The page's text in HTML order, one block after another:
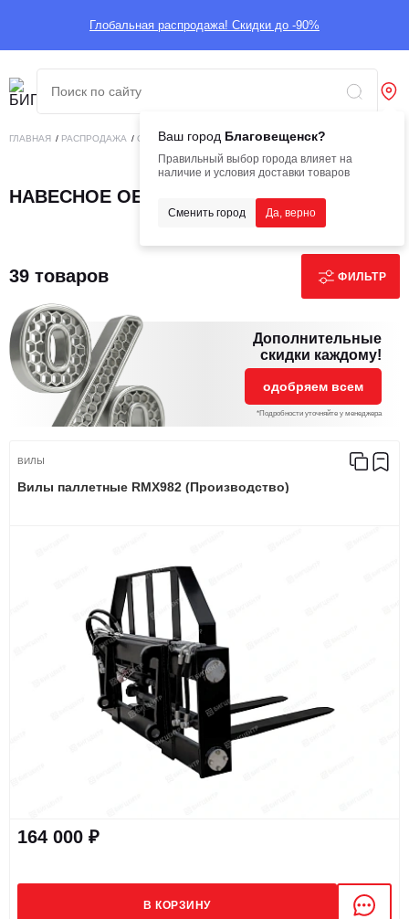
Глобальная распродажа! Скидки до -90%
Ваш город Благовещенск?
Правильный выбор города влияет на
наличие и условия доставки товаров
Сменить город Да, верно
ГЛАВНАЯ / РАСПРОДАЖА / ОБОРУДОВАНИЕ / НАВЕСНОЕ ОБОРУДОВАНИЕ
НАВЕСНОЕ ОБОРУДОВАНИЕ
39 товаров ФИЛЬТР
Дополнительные
скидки каждому!
одобряем всем
*Подробности уточняйте у менеджера
ВИЛЫ
Вилы паллетные RMX982 (Производство)
164 000 ₽
В КОРЗИНУ